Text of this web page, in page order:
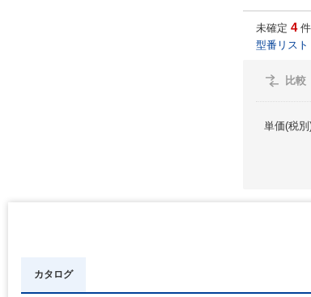
未確定 4件
型番リスト
比較
単価(税別
カタログ